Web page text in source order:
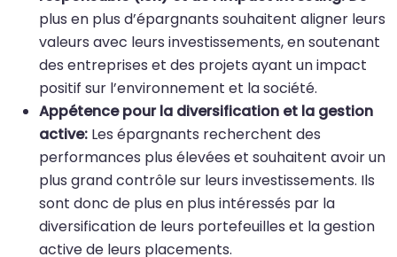
plus en plus d’épargnants souhaitent aligner leurs
valeurs avec leurs investissements, en soutenant
des entreprises et des projets ayant un impact
positif sur l’environnement et la société.
Appétence pour la diversification et la gestion
active: Les épargnants recherchent des
performances plus élevées et souhaitent avoir un
plus grand contrôle sur leurs investissements. Ils
sont donc de plus en plus intéressés par la
diversification de leurs portefeuilles et la gestion
active de leurs placements.